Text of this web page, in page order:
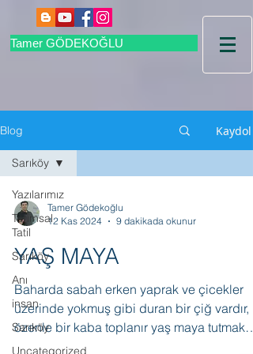
Tamer GÖDEKOĞLU
Blog Kaydol
Yazılarımız
Tarımsal
Tatil
Sarıköy
Anı
insan
Sarıköy
Uncategorized
Sarıköy
Tamer Gödekoğlu
12 Kas 2024
9 dakikada okunur
YAŞ MAYA
Baharda sabah erken yaprak ve çicekler
üzerinde yokmuş gibi duran bir çiğ vardır,
özenle bir kaba toplanır yaş maya tutmak
için. “Oh bee!! bugün okul yok Cumartesi